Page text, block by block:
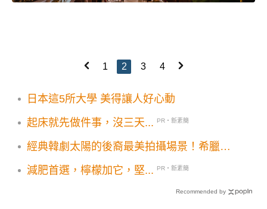
1 2 3 4
日本這5所大學 美得讓人好心動
起床就先做件事，沒三天...
PR・新素簡
經典韓劇太陽的後裔最美拍攝場景！希臘扎
減肥首選，檸檬加它，堅...
PR・新素簡
Recommended by